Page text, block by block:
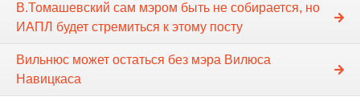
В.Томашевский сам мэром быть не собирается, но
ИАПЛ будет стремиться к этому посту
Вильнюс может остаться без мэра Вилюса
Навицкаса